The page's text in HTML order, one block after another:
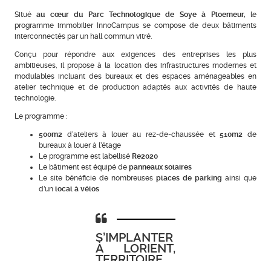
Situéau cœur du Parc Technologique de Soye à Ploemeur, le
programme immobilier InnoCampus se compose de deux bâtiments
interconnectés par un hall commun vitré.
Conçu pour répondre aux exigences des entreprises les plus
ambitieuses, il propose à la location des infrastructures modernes et
modulables incluant des bureaux et des espaces aménageables en
atelier technique et de production adaptés aux activités de haute
technologie.
Le programme :
500m2d’ateliers à louer au rez-de-chaussée et510m2 de
bureaux à louer à l’étage
Le programme est labellisé Re2020
Le bâtiment est équipé de panneaux solaires
Le site bénéficie de nombreuses places de parking ainsi que
d’un local à vélos
S’IMPLANTER
À LORIENT,